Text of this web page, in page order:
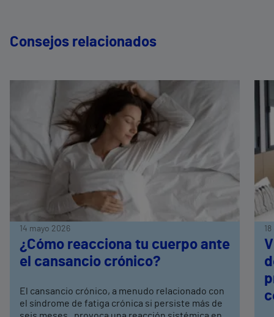
Consejos relacionados
14 mayo 2026
¿Cómo reacciona tu cuerpo ante
el cansancio crónico?
El cansancio crónico, a menudo relacionado con
el síndrome de fatiga crónica si persiste más de